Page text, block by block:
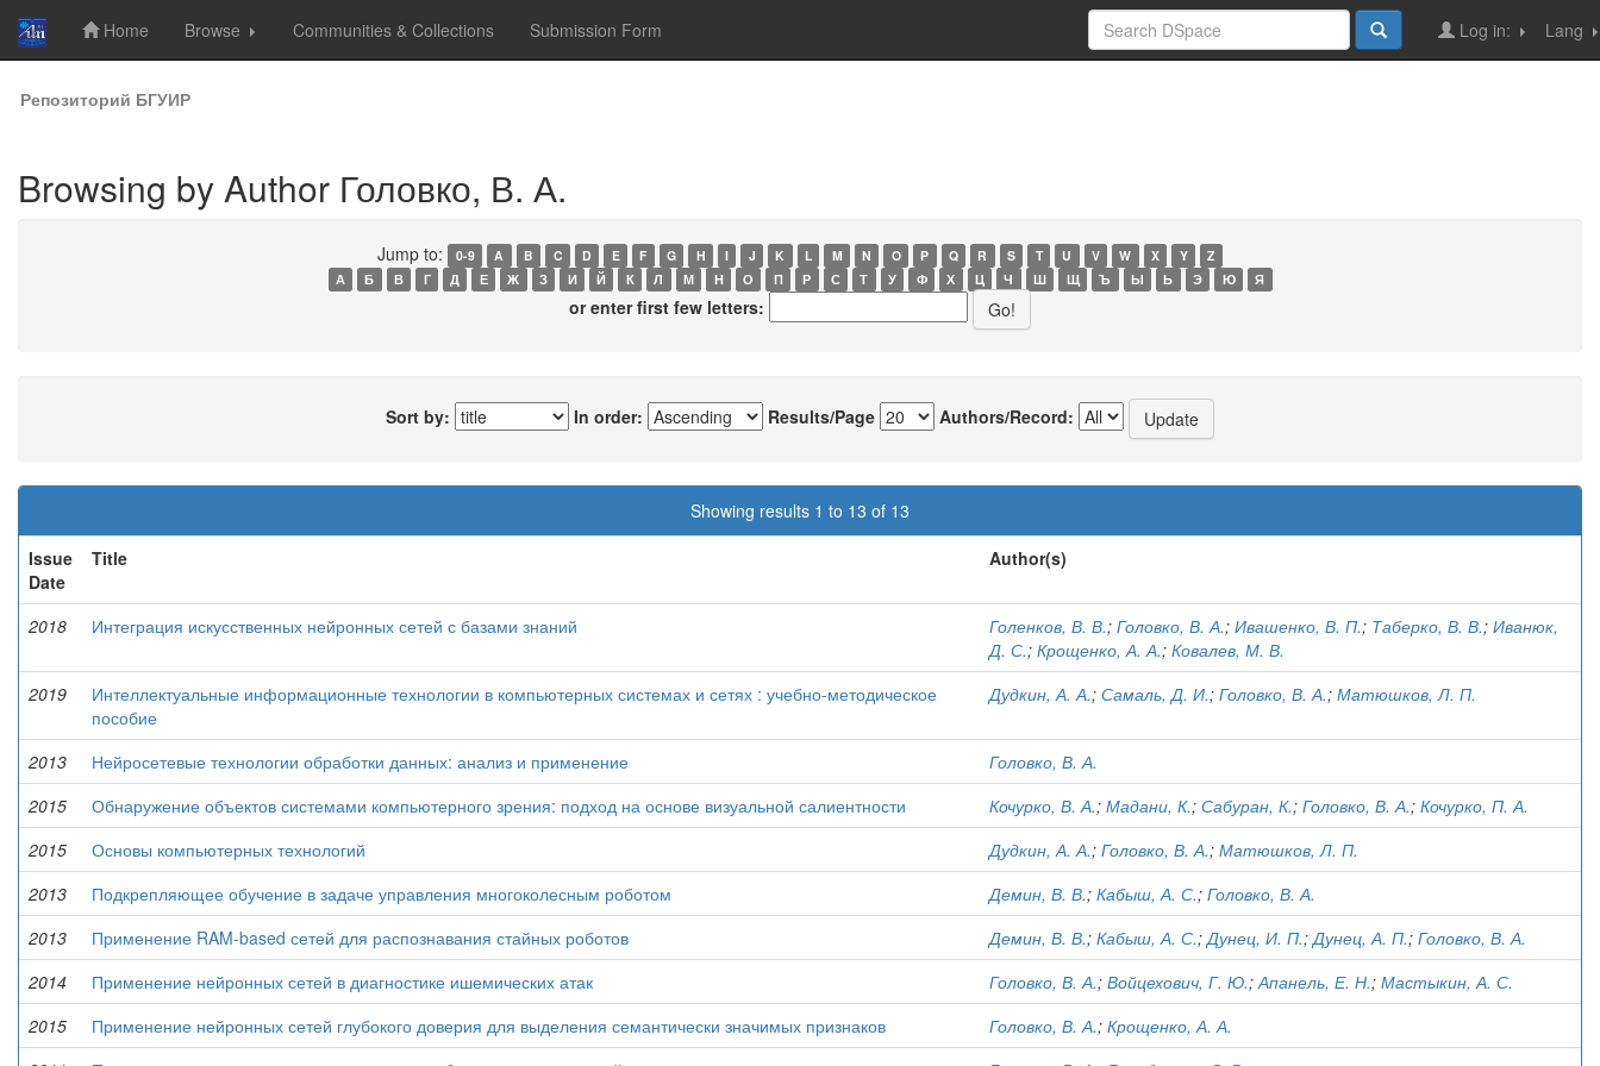
Skip
navigation
Home Browse Communities & Collections Submission Form Lang
Log in:
Репозиторий БГУИР
Browsing by Author Головко, В. А.
Jump to: 0-9 A B C D E F G H I J K L M N O P Q R S T U V W X Y
Z
А
Б В Г Д Е Ж З И Й К Л М Н О П Р С Т У Ф Х Ц Ч Ш Щ Ъ Ы Ь Э Ю Я
or enter first few letters:
Sort by: In order: Results/Page Authors/Record:
Showing results 1 to 13 of 13
Issue
Date
Title Author(s)
2018 Интеграция искусственных нейронных сетей с базами знаний Голенков, В. В.; Головко, В. А.; Ивашенко, В. П.; Таберко, В. В.; Иванюк,
Д. С.; Крощенко, А. А.; Ковалев, М. В.
2019
Интеллектуальные информационные технологии в компьютерных системах и сетях : учебно-методическое
пособие
Дудкин, А. А.; Самаль, Д. И.; Головко, В. А.; Матюшков, Л. П.
2013 Нейросетевые технологии обработки данных: анализ и применение
Головко, В. А.
2015
Обнаружение объектов системами компьютерного зрения: подход на основе визуальной салиентности Кочурко, В. А.; Мадани, К.; Сабуран, К.; Головко, В. А.; Кочурко, П. А.
2015
Основы компьютерных технологий Дудкин, А. А.; Головко, В. А.; Матюшков, Л. П.
2013
Подкрепляющее обучение в задаче управления многоколесным роботом Демин, В. В.; Кабыш, А. С.; Головко, В. А.
2013
Применение RAM-based сетей для распознавания стайных роботов Демин, В. В.; Кабыш, А. С.;Дунец, И. П.;Дунец, А. П.; Головко, В. А.
2014
Применение нейронных сетей в диагностике ишемических атак Головко, В. А.; Войцехович, Г. Ю.;Апанель, Е. Н.; Мастыкин, А. С.
2015
Применение нейронных сетей глубокого доверия для выделения семантически значимых признаков Головко, В. А.; Крощенко, А. А.